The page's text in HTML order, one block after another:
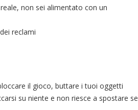
non sei alimentato con un
reclami
il gioco, buttare i tuoi oggetti
su niente e non riesce a spostare se